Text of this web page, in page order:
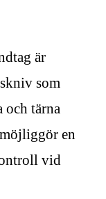
är
som
och tärna
en
vid